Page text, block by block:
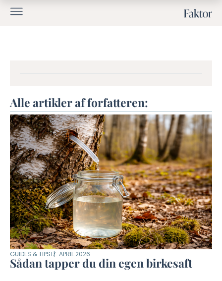
Alle artikler af forfatteren:
GUIDES & TIPS17. APRIL 2026
Sådan tapper du din egen birkesaft